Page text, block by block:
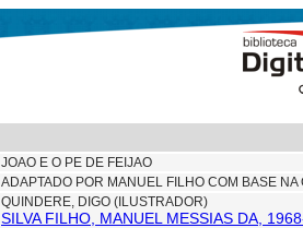
JOAO E O PE DE FEIJAO
ADAPTADO POR MANUEL FILHO COM BASE
QUINDERE, DIGO (ILUSTRADOR)
SILVA FILHO, MANUEL MESSIAS DA,